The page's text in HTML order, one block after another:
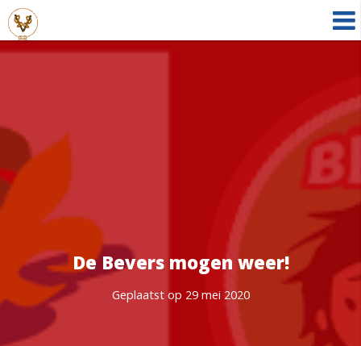
De Bevers mogen weer!
Geplaatst op 29 mei 2020